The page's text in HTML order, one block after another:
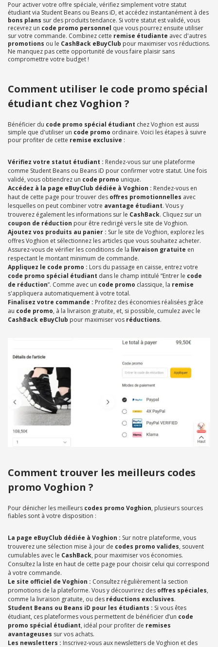
Pour activer votre offre spéciale, vérifiez simplement votre statut
étudiant via Student Beans ou Beans iD, et accédez instantanément à des
bons plans sur des produits tendance. Si votre statut est validé, vous
recevrez un code promo personnel que vous pourrez ensuite utiliser
sur votre commande. Combinez cette remise étudiante avec d'autres
promotions ou le CashBack eBuyClub pour maximiser vos réductions.
Ne manquez pas cette opportunité de vous faire plaisir sans
compromettre votre budget !
Comment utiliser le code promo spécial
étudiant chez Voghion ?
Bénéficier du code promo spécial étudiant chez Voghion est aussi
simple que d'utiliser un code promo ordinaire. Voici les étapes à suivre
pour profiter de cette remise exclusive :
Vérifiez votre statut étudiant : Rendez-vous sur une plateforme
comme Student Beans ou Beans iD pour confirmer votre statut. Une fois
validé, vous obtiendrez un code promo unique.
Accédez à la page eBuyClub dédiée à Voghion : Rendez-vous en
haut de cette page pour trouver des offres promotionnelles avec
lesquelles on peut combiner votre avantage étudiant. Vous y
trouverez également les informations sur le CashBack. Cliquez sur un
coupon de réduction pour être redirigé vers le site de Voghion.
Ajoutez vos produits au panier : Sur le site de Voghion, explorez les
offres Voghion et sélectionnez les articles que vous souhaitez acheter.
Assurez-vous de vérifier les conditions de la livraison gratuite en
respectant le montant minimum de commande.
Appliquez le code promo : Lors du passage en caisse, entrez votre
code promo spécial étudiant dans le champ intitulé “Entrer le code
de réduction”. Comme avec un code promo classique, la remise
s'appliquera automatiquement à votre total.
Finalisez votre commande : Profitez des économies réalisées grâce
au code promo, à la livraison gratuite, et, si possible, cumulez avec le
CashBack eBuyClub pour maximiser vos réductions.
Comment trouver les meilleurs codes
promo Voghion ?
Pour dénicher les meilleurs codes promo Voghion, plusieurs sources
fiables sont à votre disposition :
La page eBuyClub dédiée à Voghion : Sur notre plateforme, vous
trouverez une sélection mise à jour de codes promo valides, souvent
cumulables avec le CashBack, pour maximiser vos économies.
Consultez la liste en haut de cette page pour choisir celui qui correspond
à votre commande.
Le site officiel de Voghion : Consultez régulièrement la section
promotions de la plateforme. Vous y découvrirez des offres spéciales,
comme la livraison gratuite, ou des réductions exclusives.
Student Beans ou Beans iD pour les étudiants : Si vous êtes
étudiant, ces plateformes vous permettent de bénéficier d’un code
promo spécial étudiant, idéal pour profiter de remises
avantageuses sur vos achats.
Les newsletters : Inscrivez-vous aux newsletters de Voghion et des